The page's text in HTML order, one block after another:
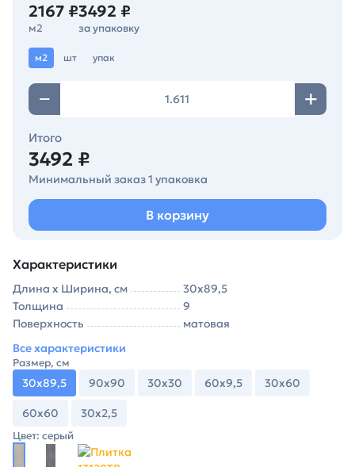
2167 ₽
м2
3492 ₽
за упаковку
м2 шт упак
Итого
3492 ₽
Минимальный заказ 1 упаковка
В корзину
Характеристики
Длина х Ширина, см
30х89,5
Толщина
9
Поверхность
матовая
Все характеристики
Размер, см
30х89,5 90х90 30х30 60х9,5 30х60
60х60 30х2,5
Цвет: серый